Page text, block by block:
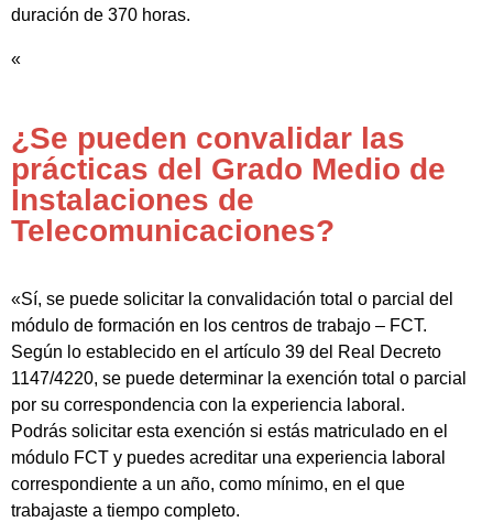
duración de 370 horas.
«
¿Se pueden convalidar las
prácticas del Grado Medio de
Instalaciones de
Telecomunicaciones?
«Sí, se puede solicitar la convalidación total o parcial del
módulo de formación en los centros de trabajo – FCT.
Según lo establecido en el artículo 39 del Real Decreto
1147/4220, se puede determinar la exención total o parcial
por su correspondencia con la experiencia laboral.
Podrás solicitar esta exención si estás matriculado en el
módulo FCT y puedes acreditar una experiencia laboral
correspondiente a un año, como mínimo, en el que
trabajaste a tiempo completo.